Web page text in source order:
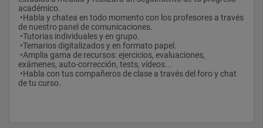
académico.
de nuestro panel de comunicaciones.
•Tutorias individuales y en grupo.
•Temarios digitalizados y en formato papel.
exámenes, auto-corrección, tests, vídeos...
de tu curso.